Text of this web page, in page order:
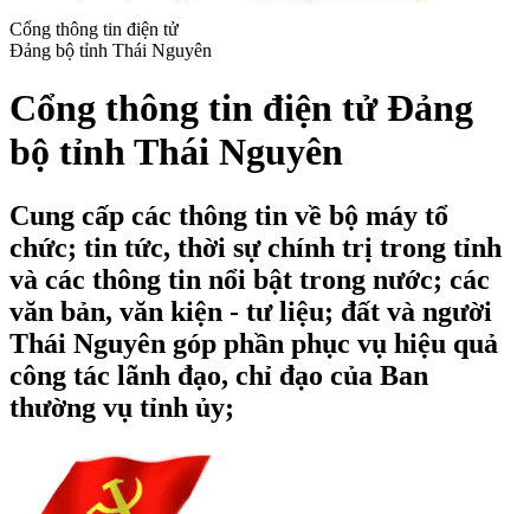
Cổng thông tin điện tử
Đảng bộ tỉnh Thái Nguyên
Cổng thông tin điện tử Đảng
bộ tỉnh Thái Nguyên
Cung cấp các thông tin về bộ máy tổ
chức; tin tức, thời sự chính trị trong tỉnh
và các thông tin nổi bật trong nước; các
văn bản, văn kiện - tư liệu; đất và người
Thái Nguyên góp phần phục vụ hiệu quả
công tác lãnh đạo, chỉ đạo của Ban
thường vụ tỉnh ủy;